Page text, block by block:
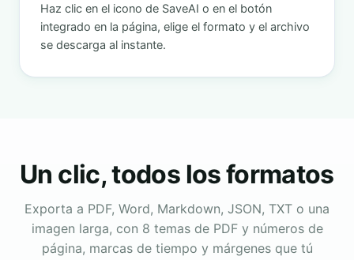
Haz clic en el icono de SaveAI o en el botón
integrado en la página, elige el formato y el archivo
se descarga al instante.
Un clic, todos los formatos
Exporta a PDF, Word, Markdown, JSON, TXT o una
imagen larga, con 8 temas de PDF y números de
página, marcas de tiempo y márgenes que tú